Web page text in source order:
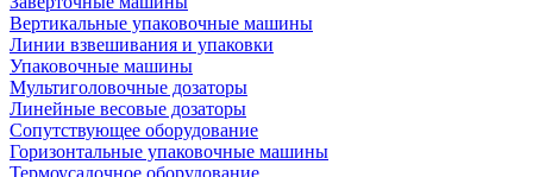
Вертикальные упаковочные машины
Линии взвешивания и упаковки
Упаковочные машины
Мультиголовочные дозаторы
Линейные весовые дозаторы
Сопутствующее оборудование
Горизонтальные упаковочные машины
Термоусадочное оборудование